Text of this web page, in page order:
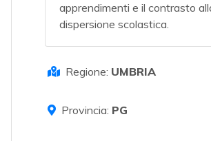
apprendimenti e il contrasto
dispersione scolastica.
Regione: UMBRIA
Provincia: PG